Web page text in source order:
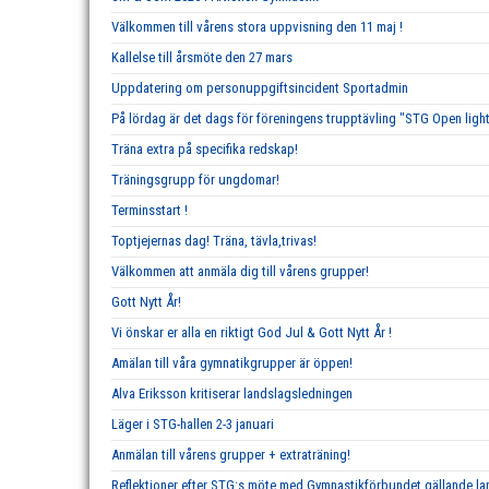
Välkommen till vårens stora uppvisning den 11 maj !
Kallelse till årsmöte den 27 mars
Uppdatering om personuppgiftsincident Sportadmin
På lördag är det dags för föreningens trupptävling "STG Open
Träna extra på specifika redskap!
Träningsgrupp för ungdomar!
Terminsstart !
Toptjejernas dag! Träna, tävla,trivas!
Välkommen att anmäla dig till vårens grupper!
Gott Nytt År!
Vi önskar er alla en riktigt God Jul & Gott Nytt År !
Amälan till våra gymnatikgrupper är öppen!
Alva Eriksson kritiserar landslagsledningen
Läger i STG-hallen 2-3 januari
Anmälan till vårens grupper + extraträning!
Reflektioner efter STG:s möte med Gymnastikförbundet gällande